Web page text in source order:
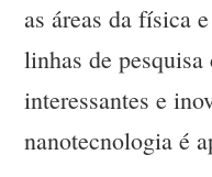
as áreas da física
linhas de pesquisa
interessantes e
nanotecnologia é